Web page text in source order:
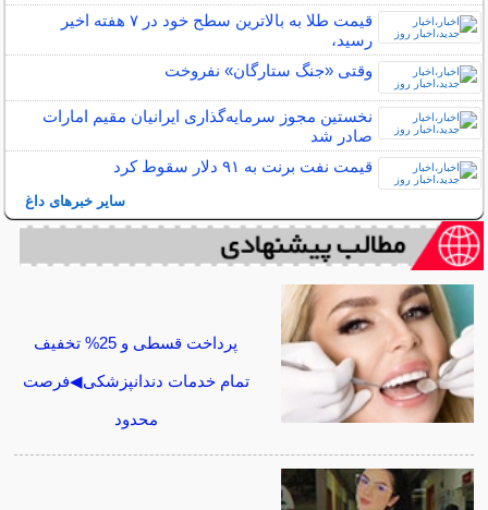
قیمت طلا به بالاترین سطح خود در ۷ هفته اخیر
رسید،
وقتی «جنگ ستارگان» نفروخت
نخستین مجوز سرمایه‌گذاری ایرانیان مقیم امارات
صادر شد
قیمت نفت برنت به ۹۱ دلار سقوط کرد
سایر خبرهای داغ
پرداخت قسطی و 25% تخفیف
تمام خدمات دندانپزشکی◀فرصت
محدود